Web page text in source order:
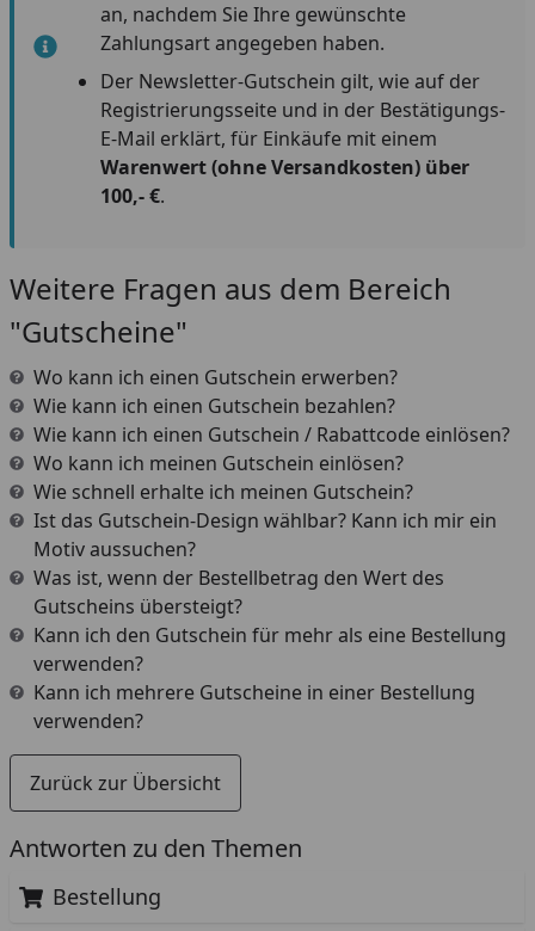
Antworten zu den Themen
Bestellung
an, nachdem Sie Ihre gewünschte
Zahlungsart angegeben haben.
Der Newsletter-Gutschein gilt, wie auf der
Registrierungsseite und in der Bestätigungs-
E-Mail erklärt, für Einkäufe mit einem
Warenwert (ohne Versandkosten) über
100,- €.
Weitere Fragen aus dem Bereich
"Gutscheine"
Wo kann ich einen Gutschein erwerben?
Wie kann ich einen Gutschein bezahlen?
Wie kann ich einen Gutschein / Rabattcode einlösen?
Wo kann ich meinen Gutschein einlösen?
Wie schnell erhalte ich meinen Gutschein?
Ist das Gutschein-Design wählbar? Kann ich mir ein
Motiv aussuchen?
Was ist, wenn der Bestellbetrag den Wert des
Gutscheins übersteigt?
Kann ich den Gutschein für mehr als eine Bestellung
verwenden?
Kann ich mehrere Gutscheine in einer Bestellung
verwenden?
Zurück zur Übersicht